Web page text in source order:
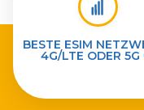
BESTE ESIM
4G/LTE ODER 5G